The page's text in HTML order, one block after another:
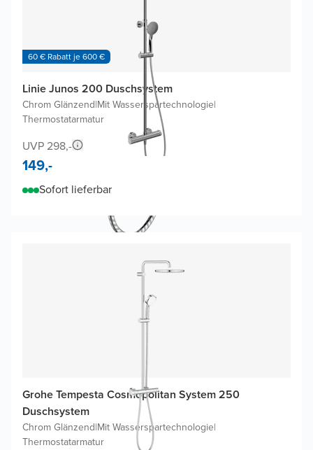
60 € Rabatt je 600 €
Linie Junos 200 Duschsystem
Chrom Glänzend|Mit Wasserspartechnologie|
Thermostatarmatur
UVP 298,-
149,-
Sofort lieferbar
Grohe Tempesta Cosmopolitan System 250
Duschsystem
Chrom Glänzend|Mit Wasserspartechnologie|
Thermostatarmatur